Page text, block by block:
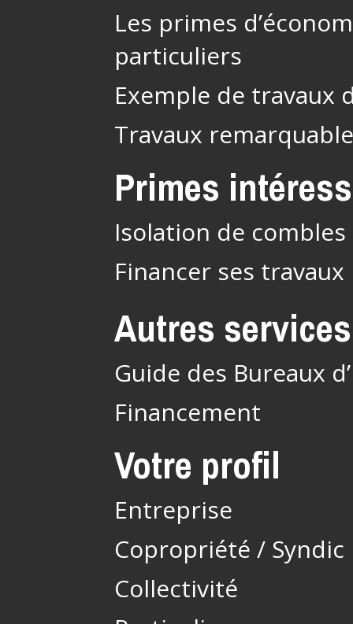
Les primes
particuliers
Exemple de travaux
Travaux
Primes
Isolation de
Financer ses travaux
Autres services
Guide des Bureaux
Financement
Votre profil
Entreprise
Copropriété / Syndic
Collectivité